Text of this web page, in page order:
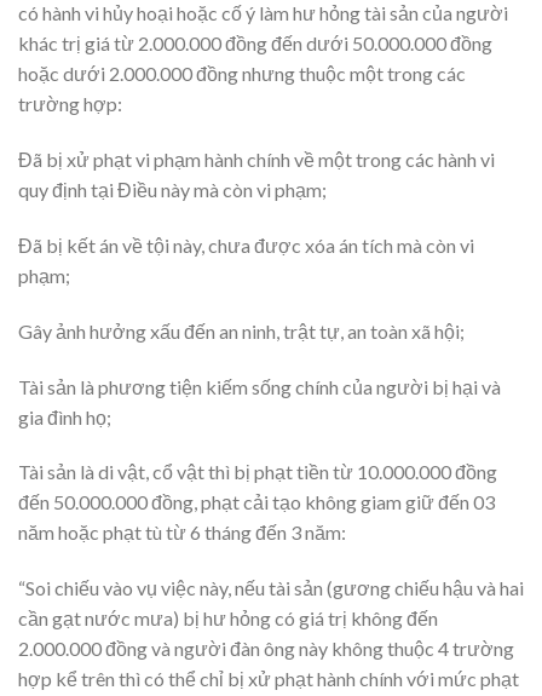
có hành vi hủy hoại hoặc cố ý làm hư hỏng tài sản của người
khác trị giá từ 2.000.000 đồng đến dưới 50.000.000 đồng
hoặc dưới 2.000.000 đồng nhưng thuộc một trong các
trường hợp:
Đã bị xử phạt vi phạm hành chính về một trong các hành vi
quy định tại Điều này mà còn vi phạm;
Đã bị kết án về tội này, chưa được xóa án tích mà còn vi
phạm;
Gây ảnh hưởng xấu đến an ninh, trật tự, an toàn xã hội;
Tài sản là phương tiện kiếm sống chính của người bị hại và
gia đình họ;
Tài sản là di vật, cổ vật thì bị phạt tiền từ 10.000.000 đồng
đến 50.000.000 đồng, phạt cải tạo không giam giữ đến 03
năm hoặc phạt tù từ 6 tháng đến 3 năm:
“Soi chiếu vào vụ việc này, nếu tài sản (gương chiếu hậu và hai
cần gạt nước mưa) bị hư hỏng có giá trị không đến
2.000.000 đồng và người đàn ông này không thuộc 4 trường
hợp kể trên thì có thể chỉ bị xử phạt hành chính với mức phạt